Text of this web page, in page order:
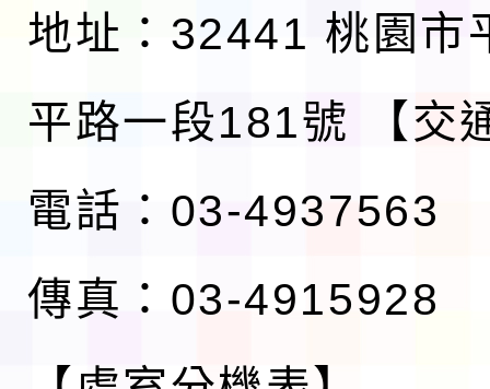
地址：32441 桃園市
平路一段181號
【交
電話：03-4937563
傳真：03-4915928